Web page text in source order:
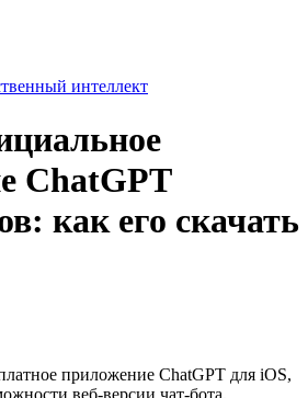
интеллект
ChatGPT
как его скачать
приложение ChatGPT для iOS,
веб-версии чат-бота.